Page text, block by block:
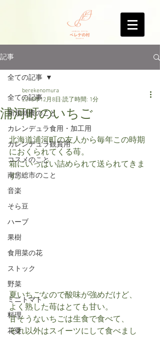
記事
全ての記事
新規就農のこと
カレンデュラ食用・加工用
カレンデュラ観賞用
コスメのこと
南房総市のこと
音楽
そら豆
ハーブ
果樹
食用菜の花
ストック
野菜
ミニトマト
料理
花粟
全ての記事
浦河町のいちご
berekenomura
2018年12月8日 読了時間: 1分
北海道浦河町の友人から毎年この時期
におくられてくる苺。
箱にいっぱい詰められて送られてきま
す。
夏いちごなので酸味が強めだけど、
よく熟した苺はとても甘い。
甘そうないちごは生食で食べて、
それ以外はスイーツにして食べまし